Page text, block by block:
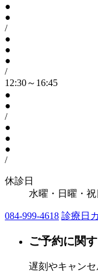
●
●
/
●
●
●
/
12:30～16:45
●
●
/
●
●
●
/
休診日
水曜・日曜・祝
084-999-4618 診療日
ご予約に関
遅刻やキャン